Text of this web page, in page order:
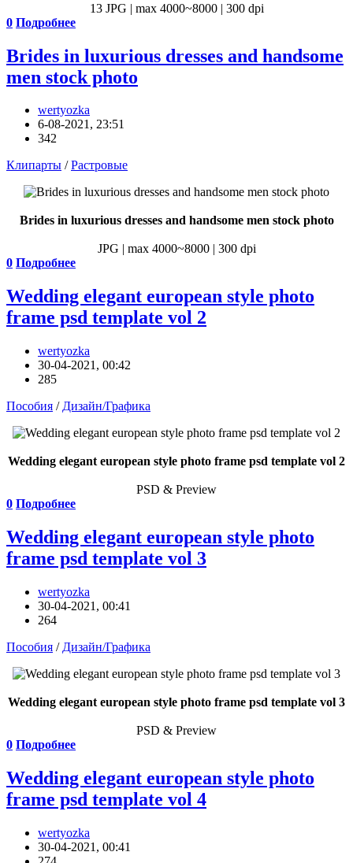
13 JPG | max 4000~8000 | 300 dpi
0 Подробнее
Brides in luxurious dresses and handsome
men stock photo
wertyozka
6-08-2021, 23:51
342
Клипарты /Растровые
Brides in luxurious dresses and handsome men stock photo
JPG | max 4000~8000 | 300 dpi
0 Подробнее
Wedding elegant european style photo
frame psd template vol 2
wertyozka
30-04-2021, 00:42
285
Пособия / Дизайн/Графика
Wedding elegant european style photo frame psd template vol 2
PSD & Preview
0 Подробнее
Wedding elegant european style photo
frame psd template vol 3
wertyozka
30-04-2021, 00:41
264
Пособия / Дизайн/Графика
Wedding elegant european style photo frame psd template vol 3
PSD & Preview
0 Подробнее
Wedding elegant european style photo
frame psd template vol 4
wertyozka
30-04-2021, 00:41